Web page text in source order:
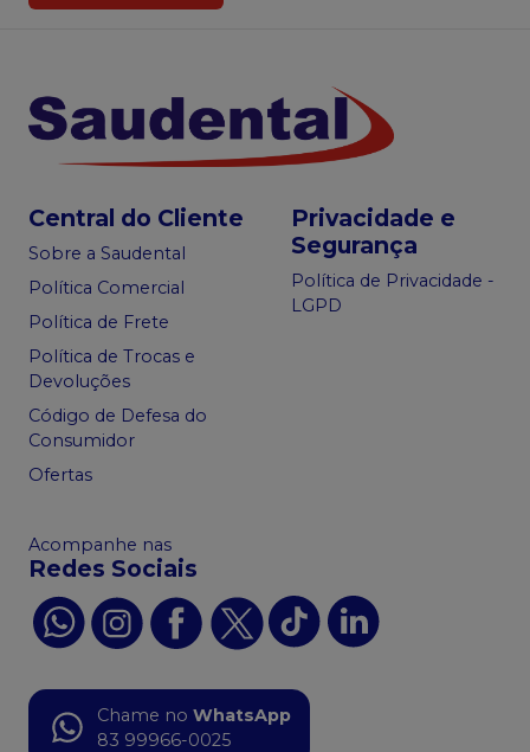
Central do Cliente
Sobre a Saudental
Política Comercial
Política de Frete
Política de Trocas e
Devoluções
Código de Defesa do
Consumidor
Ofertas
Privacidade e
Segurança
Política de Privacidade -
LGPD
Acompanhe nas
Redes Sociais
Chame no WhatsApp
83 99966-0025